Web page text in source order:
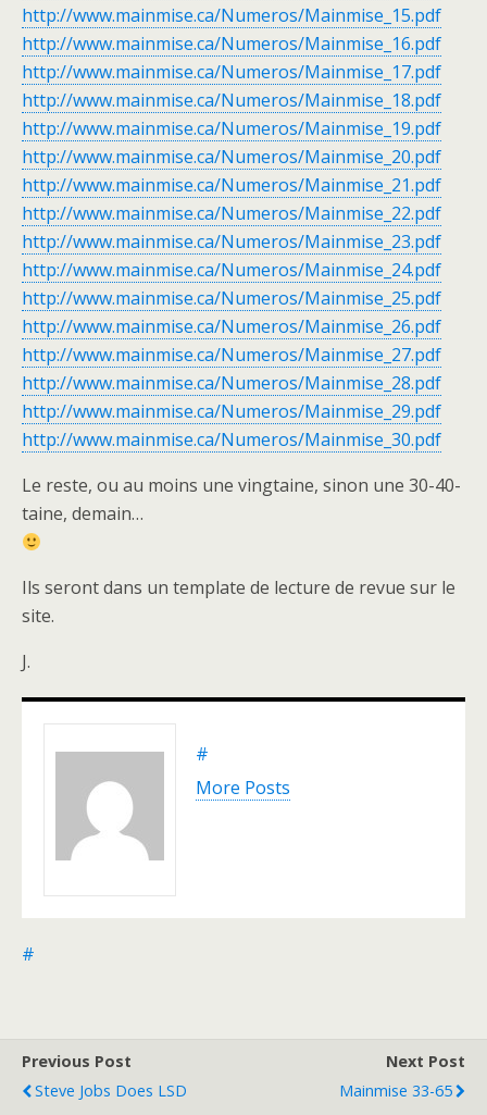
http://www.mainmise.ca/Numeros/Mainmise_15.pdf
http://www.mainmise.ca/Numeros/Mainmise_16.pdf
http://www.mainmise.ca/Numeros/Mainmise_17.pdf
http://www.mainmise.ca/Numeros/Mainmise_18.pdf
http://www.mainmise.ca/Numeros/Mainmise_19.pdf
http://www.mainmise.ca/Numeros/Mainmise_20.pdf
http://www.mainmise.ca/Numeros/Mainmise_21.pdf
http://www.mainmise.ca/Numeros/Mainmise_22.pdf
http://www.mainmise.ca/Numeros/Mainmise_23.pdf
http://www.mainmise.ca/Numeros/Mainmise_24.pdf
http://www.mainmise.ca/Numeros/Mainmise_25.pdf
http://www.mainmise.ca/Numeros/Mainmise_26.pdf
http://www.mainmise.ca/Numeros/Mainmise_27.pdf
http://www.mainmise.ca/Numeros/Mainmise_28.pdf
http://www.mainmise.ca/Numeros/Mainmise_29.pdf
http://www.mainmise.ca/Numeros/Mainmise_30.pdf
Le reste, ou au moins une vingtaine, sinon une 30-40-
taine, demain…
Ils seront dans un template de lecture de revue sur le
site.
J.
#
More Posts
#
Previous Post
Steve Jobs Does LSD
Next Post
Mainmise 33-65